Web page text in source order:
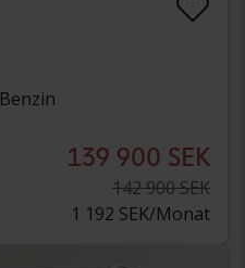
Benzin
139 900 SEK
142 900 SEK
1 192 SEK/Monat